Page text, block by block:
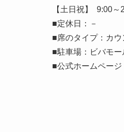
【土日祝】 9:00～
■定休日：－
■席のタイプ：カ
■駐車場：ビバモー
■公式ホームページ